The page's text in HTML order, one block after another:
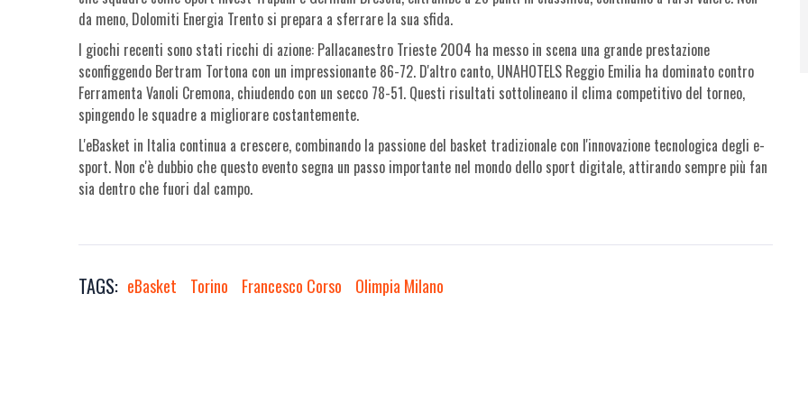
da meno, Dolomiti Energia Trento si prepara a sferrare la sua sfida.
I giochi recenti sono stati ricchi di azione: Pallacanestro Trieste 2004 ha messo in scena una grande prestazione
sconfiggendo Bertram Tortona con un impressionante 86-72. D'altro canto, UNAHOTELS Reggio Emilia ha dominato contro
Ferramenta Vanoli Cremona, chiudendo con un secco 78-51. Questi risultati sottolineano il clima competitivo del torneo,
spingendo le squadre a migliorare costantemente.
L'eBasket in Italia continua a crescere, combinando la passione del basket tradizionale con l'innovazione tecnologica degli e-
sport. Non c'è dubbio che questo evento segna un passo importante nel mondo dello sport digitale, attirando sempre più fan
sia dentro che fuori dal campo.
TAGS: eBasket Torino Francesco Corso Olimpia Milano